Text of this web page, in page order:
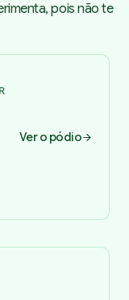
pois não te
Ver o pódio